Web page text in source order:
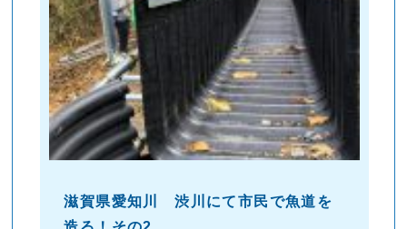
滋賀県愛知川 渋川にて市民で魚道を